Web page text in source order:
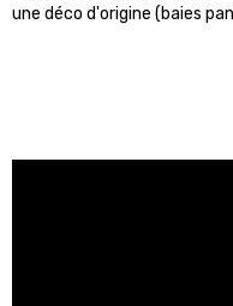
une déco d'origine (baies